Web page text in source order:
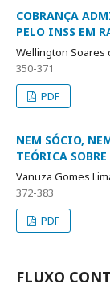
COBRANÇA
PELO INSS EM
Wellington Soares
350-371
PDF
NEM SÓCIO,
TEÓRICA
Vanuza Gomes
372-383
PDF
FLUXO